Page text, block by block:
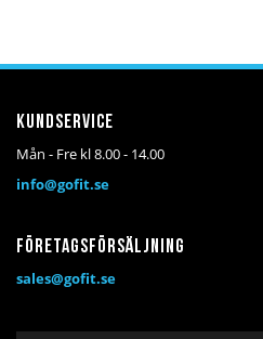
Kundservice
Mån - Fre kl 8.00 - 14.00
info@gofit.se
Företagsförsäljning
sales@gofit.se